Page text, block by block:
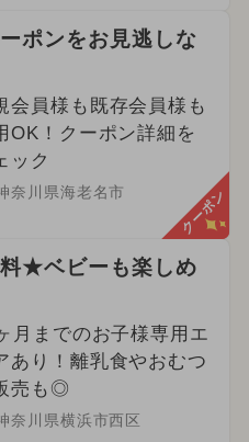
ポンをお見逃しな
会員様も既存会員様も
OK！クーポン詳細を
ック
奈川県海老名市 クーポン
★ベビーも楽しめ
月までのお子様専用エ
あり！離乳食やおむつ
売も◎
奈川県横浜市西区